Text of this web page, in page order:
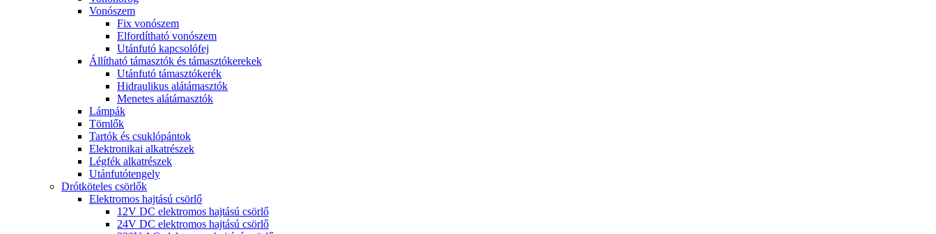
Vonószem
Fix vonószem
Elfordítható vonószem
Utánfutó kapcsolófej
Állítható támasztók és támasztókerekek
Utánfutó támasztókerék
Hidraulikus alátámasztók
Menetes alátámasztók
Lámpák
Tömlők
Tartók és csuklópántok
Elektronikai alkatrészek
Légfék alkatrészek
Utánfutótengely
Drótköteles csörlők
Elektromos hajtású csörlő
12V DC elektromos hajtású csörlő
24V DC elektromos hajtású csörlő